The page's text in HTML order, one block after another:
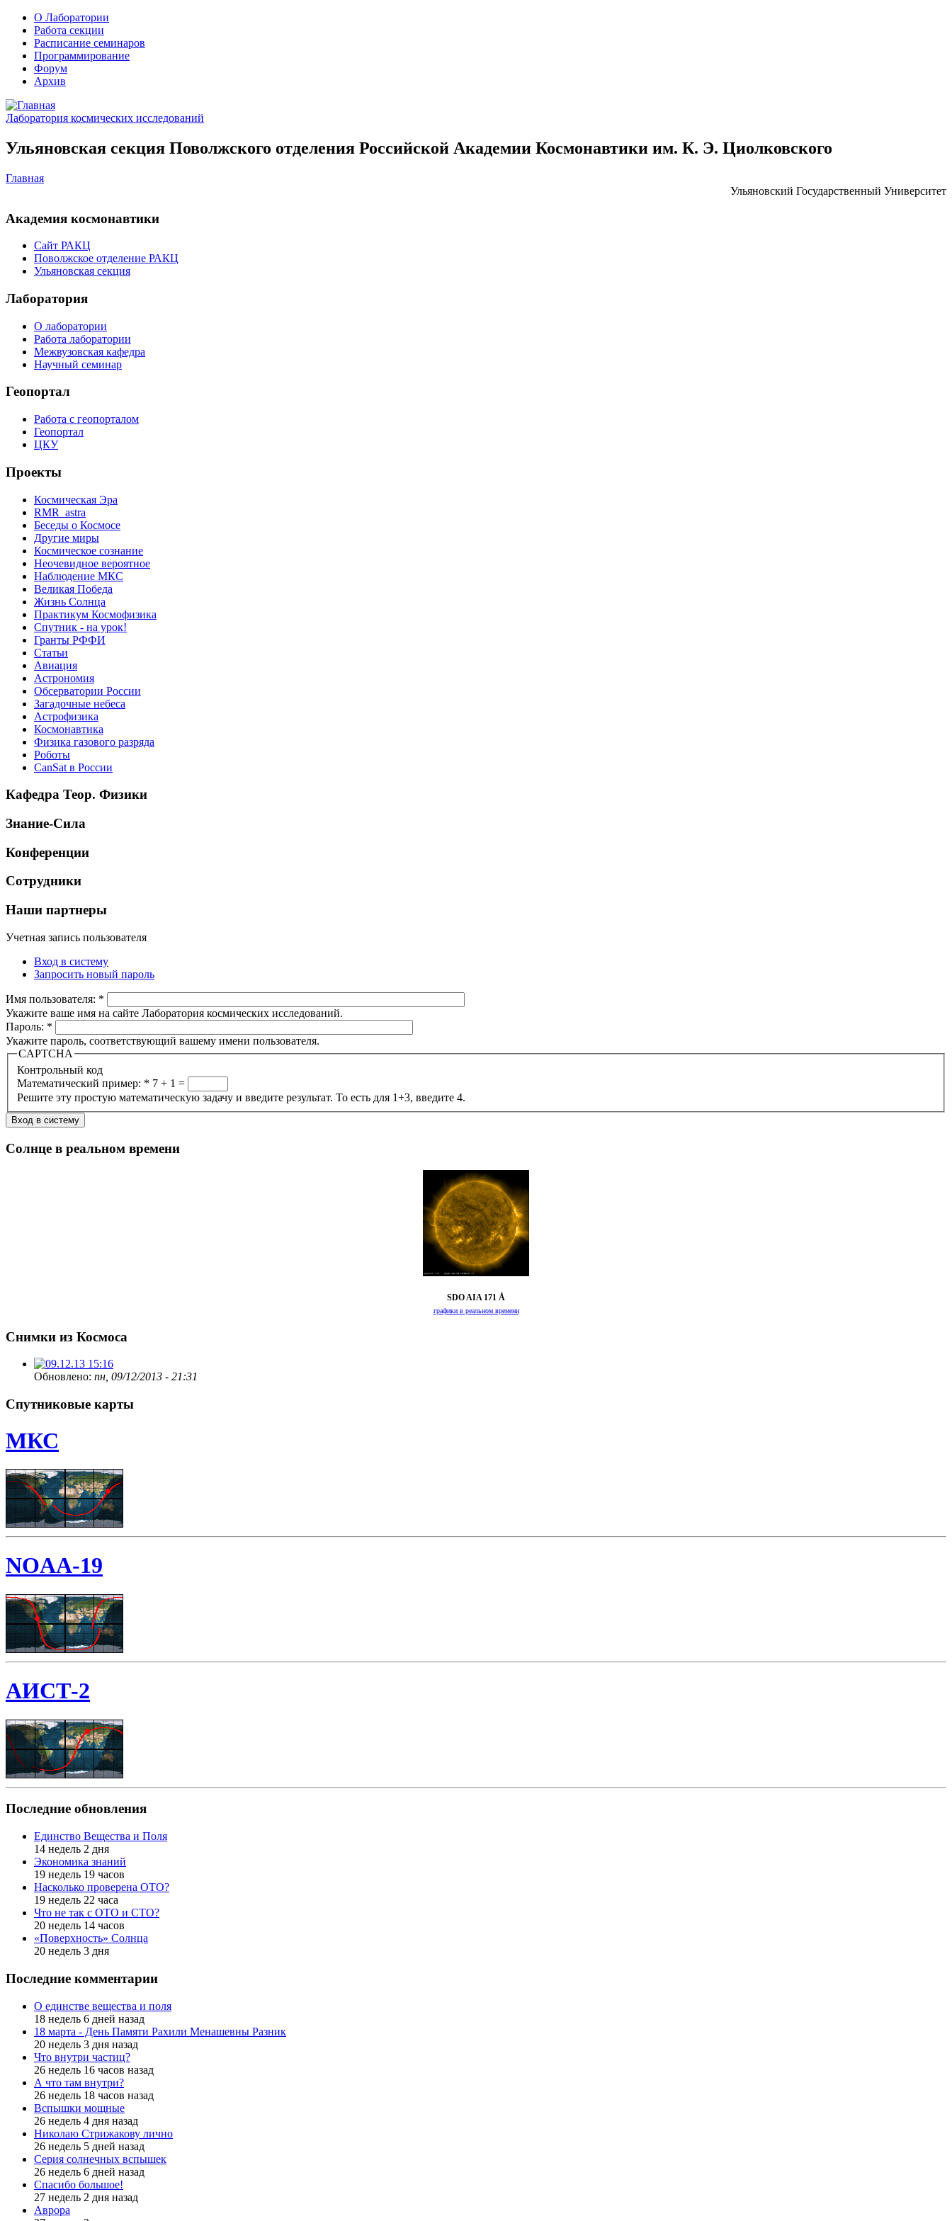
О Лаборатории
Работа секции
Расписание семинаров
Программирование
Форум
Архив
Лаборатория космических исследований
Ульяновская секция Поволжского отделения Российской Академии Космонавтики им. К. Э. Циолковского
Главная
Ульяновский Государственный Университет
Академия космонавтики
Сайт РАКЦ
Поволжское отделение РАКЦ
Ульяновская секция
Лаборатория
О лаборатории
Работа лаборатории
Межвузовская кафедра
Научный семинар
Геопортал
Работа с геопорталом
Геопортал
ЦКУ
Проекты
Космическая Эра
RMR_astra
Беседы о Космосе
Другие миры
Космическое сознание
Неочевидное вероятное
Наблюдение МКС
Великая Победа
Жизнь Солнца
Практикум Космофизика
Спутник - на урок!
Гранты РФФИ
Статьи
Авиация
Астрономия
Обсерватории России
Загадочные небеса
Астрофизика
Космонавтика
Физика газового разряда
Роботы
CanSat в России
Кафедра Теор. Физики
Знание-Сила
Конференции
Сотрудники
Наши партнеры
Учетная запись пользователя
Вход в систему
Запросить новый пароль
Имя пользователя: *
Укажите ваше имя на сайте Лаборатория космических исследований.
Пароль: *
Укажите пароль, соответствующий вашему имени пользователя.
CAPTCHA
Контрольный код
Математический пример: * 7 + 1 =
Решите эту простую математическую задачу и введите результат. То есть для 1+3, введите 4.
Солнце в реальном времени
SDO AIA 171 Å
графики в реальном времени
Снимки из Космоса
Обновлено: пн, 09/12/2013 - 21:31
Спутниковые карты
МКС
NOAA-19
АИСТ-2
Последние обновления
Единство Вещества и Поля
14 недель 2 дня
Экономика знаний
19 недель 19 часов
Насколько проверена ОТО?
19 недель 22 часа
Что не так с ОТО и СТО?
20 недель 14 часов
«Поверхность» Солнца
20 недель 3 дня
Последние комментарии
О единстве вещества и поля
18 недель 6 дней назад
18 марта - День Памяти Рахили Менашевны Разник
20 недель 3 дня назад
Что внутри частиц?
26 недель 16 часов назад
А что там внутри?
26 недель 18 часов назад
Вспышки мощные
26 недель 4 дня назад
Николаю Стрижакову лично
26 недель 5 дней назад
Серия солнечных вспышек
26 недель 6 дней назад
Спасибо большое!
27 недель 2 дня назад
Аврора